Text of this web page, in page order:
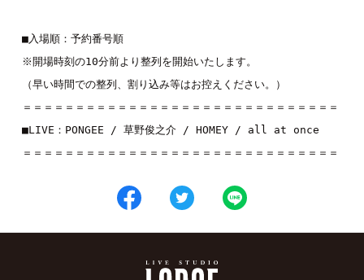
■入場順：予約番号順
※開場時刻の10分前より整列を開始いたします。
（早い時間での整列、割り込み等はお控えください。）
＝＝＝＝＝＝＝＝＝＝＝＝＝＝＝＝＝＝＝＝＝＝＝＝＝＝＝＝＝＝
■LIVE： PONGEE / 草野俊之介 / HOMEY / all at once
＝＝＝＝＝＝＝＝＝＝＝＝＝＝＝＝＝＝＝＝＝＝＝＝＝＝＝＝＝＝